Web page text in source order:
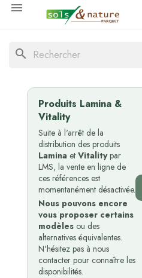

search
Produits Lamina &
Vitality
Suite à l'arrêt de la
distribution des produits
Lamina et Vitalitypar
LMS, la vente en ligne de
ces références est
momentanément désactivée.
Nous pouvons encore
vous proposer certains
modèles ou des
alternatives équivalentes.
N'hésitez pas à nous
contacter pour connaître les
disponibilités.